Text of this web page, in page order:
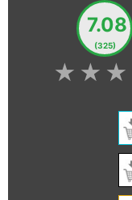
7.08
(325)
★
★
★